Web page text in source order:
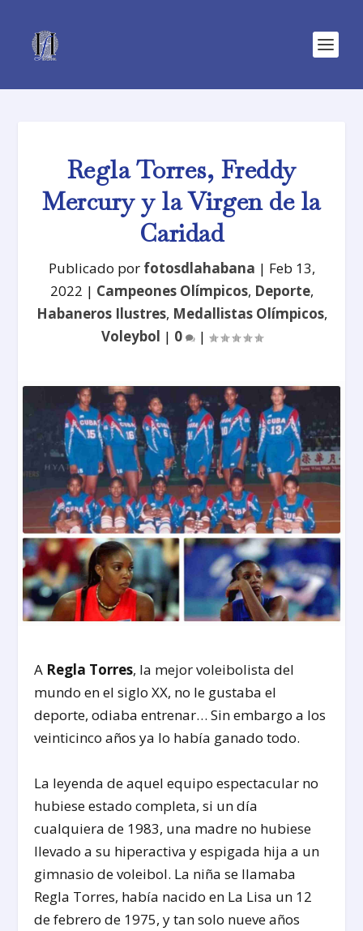
Regla Torres, Freddy
Mercury y la Virgen de la
Caridad
Publicado por fotosdlahabana | Feb 13,
2022 | Campeones Olímpicos, Deporte,
Habaneros Ilustres, Medallistas Olímpicos,
Voleybol | 0 |
A Regla Torres, la mejor voleibolista del
mundo en el siglo XX, no le gustaba el
deporte, odiaba entrenar… Sin embargo a los
veinticinco años ya lo había ganado todo.
La leyenda de aquel equipo espectacular no
hubiese estado completa, si un día
cualquiera de 1983, una madre no hubiese
llevado a su hiperactiva y espigada hija a un
gimnasio de voleibol. La niña se llamaba
Regla Torres, había nacido en La Lisa un 12
de febrero de 1975, y tan solo nueve años